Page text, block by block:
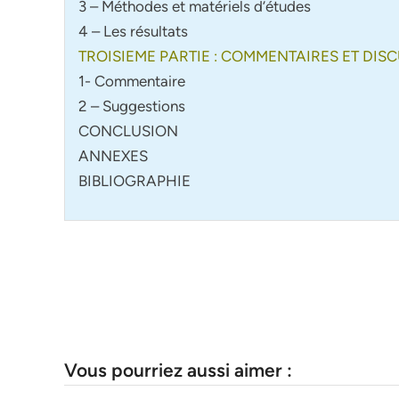
3 – Méthodes et matériels d’études
4 – Les résultats
TROISIEME PARTIE : COMMENTAIRES ET
1- Commentaire
2 – Suggestions
CONCLUSION
ANNEXES
BIBLIOGRAPHIE
Vous pourriez aussi aimer :